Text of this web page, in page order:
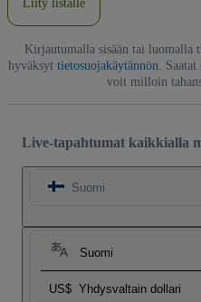
Liity listalle
Kirjautumalla sisään tai luomalla
hyväksyt tietosuojakäytännön. Saatat
voit milloin
Live-tapahtumat kaikkialla
Suomi
Suomi
US$ Yhdysvaltain dollari